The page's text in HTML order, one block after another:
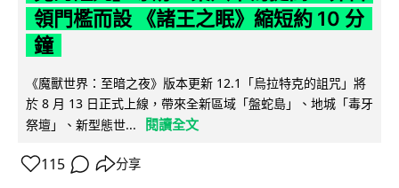
領門檻而設 《諸王之眠》縮短約 10 分
鐘
《魔獸世界：至暗之夜》版本更新 12.1「烏拉特克的詛咒」將
於 8 月 13 日正式上線，帶來全新區域「盤蛇島」、地城「毒牙
祭壇」、新型態世...
閱讀全文
115 分享